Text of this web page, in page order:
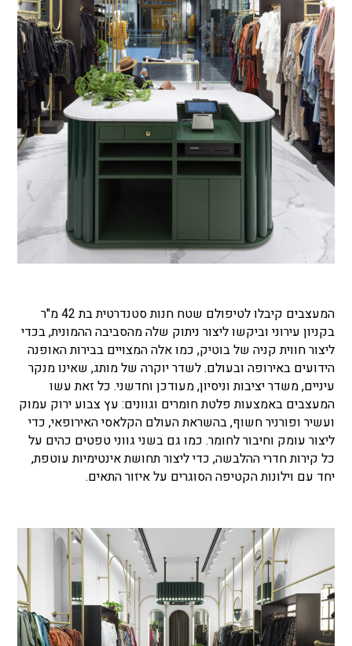
המעצבים קיבלו לטיפולם שטח חנות סטנדרטית בת 42 מ"ר
בקניון עירוני וביקשו ליצור ניתוק שלה מהסביבה ההמונית, בכדי
ליצור חווית קניה של בוטיק, כמו אלה המצויים בבירות האופנה
הידועים באירופה ובעולם. לשדר יוקרה של מותג, שאינו מנקר
עיניים, משדר יציבות וניסיון, מעודכן וחדשני. כל זאת עשו
המעצבים באמצעות פלטת חומרים וגוונים: עץ צבוע ירוק עמוק
ועשיר ופורניר חשוף, בהשראת העולם הקלאסי האירופאי, כדי
ליצור עומק וחיבור לחומר. כמו גם בשני גווני טפטים כהים על
כל קירות חדרי ההלבשה, כדי ליצור תחושת אינטימיות עוטפת,
יחד עם וילונות הקטיפה הסוגרים על איזור התאים.